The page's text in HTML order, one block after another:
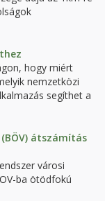
hogy miért
nemzetközi
segíthet a
átszámítás
városi
ba ötödfokú